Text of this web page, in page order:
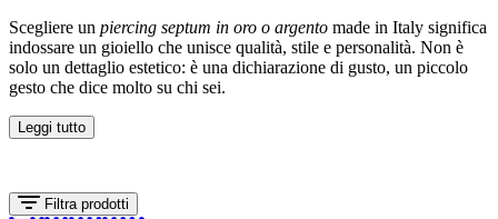
Scegliere un piercing septum in oro o argento made in Italy significa
indossare un gioiello che unisce qualità, stile e personalità. Non è
solo un dettaglio estetico: è una dichiarazione di gusto, un piccolo
gesto che dice molto su chi sei.
Leggi tutto
Filtra prodotti